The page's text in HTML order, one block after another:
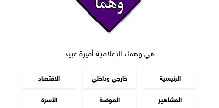
هي وهما، الإعلامية أميرة عبيد
الرئيسية خارجي وداخلي
الاقتصاد
المشاهير
الموضة
الأسرة